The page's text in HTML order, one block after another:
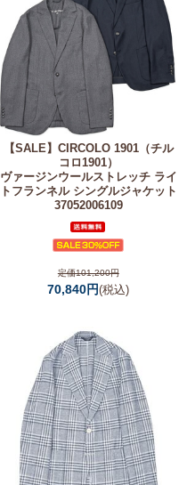
【SALE】 CIRCOLO 1901（チル
コロ1901）
ヴァージンウールストレッチ ライ
トフランネル シングルジャケット
37052006109
定価101,200円
70,840円(税込)